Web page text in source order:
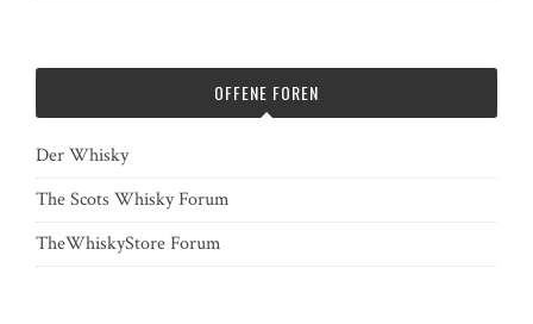
OFFENE FOREN
Der Whisky
The Scots Whisky Forum
TheWhiskyStore Forum